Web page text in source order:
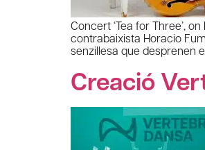
Concert ‘Tea for Three’,
contrabaixista Horacio
senzillesa que desprenen
Creació